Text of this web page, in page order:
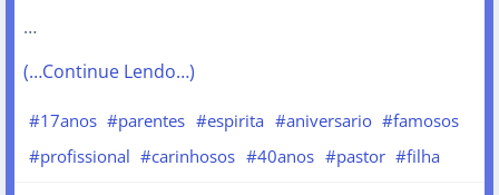
…
(…Continue Lendo…)
#17anos #parentes #espirita #aniversario #famosos
#profissional #carinhosos #40anos #pastor #filha